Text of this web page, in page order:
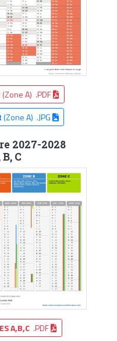
(Zone A) .PDF
(Zone A) .JPG
2027-2028
C
A,B,C .PDF